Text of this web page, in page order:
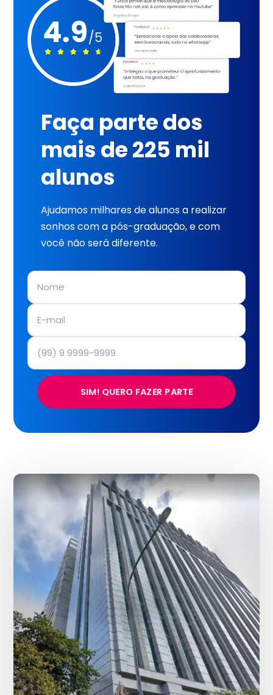
Faça parte dos
mais de 225 mil
alunos
Ajudamos milhares de alunos a realizar
sonhos com a pós-graduação, e com
você não será diferente.
SIM! QUERO FAZER PARTE